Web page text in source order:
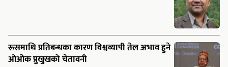
रूसमाथि प्रतिबन्धका कारण विश्वव्यापी तेल अभाव हुने
ओओेक प्रुखुखको चेतावनी